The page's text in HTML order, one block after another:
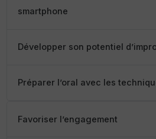
smartphone
Développer son potentiel
Préparer l’oral avec les
Favoriser l’engagement